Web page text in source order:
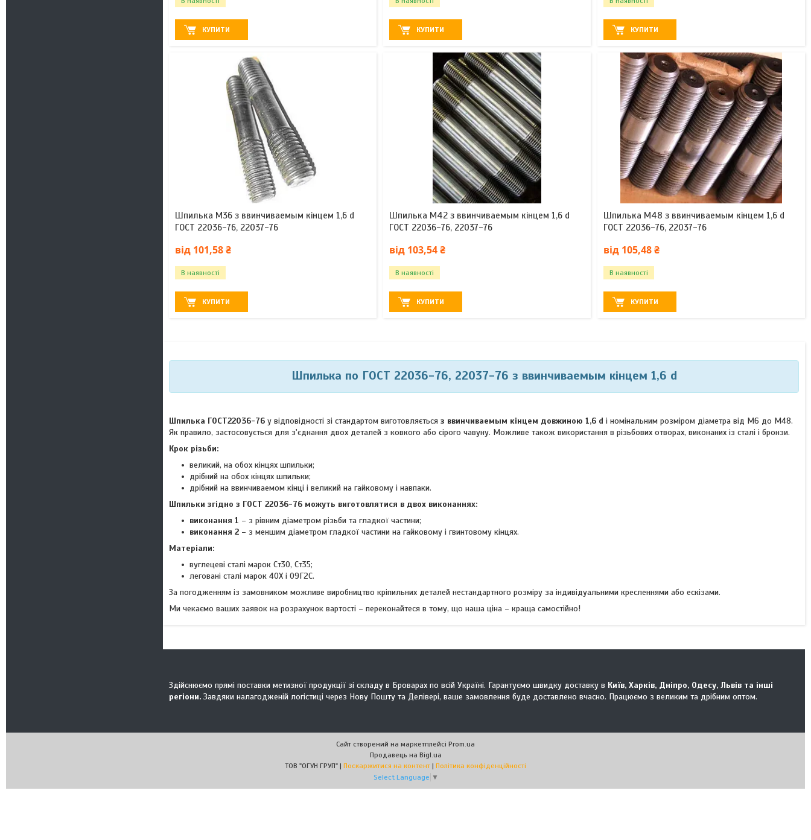
КУПИТИ КУПИТИ КУПИТИ
Шпилька М36 з ввинчиваемым кінцем 1,6 d
ГОСТ 22036-76, 22037-76
від 101,58 ₴
В наявності
КУПИТИ
Шпилька М42 з ввинчиваемым кінцем 1,6 d
ГОСТ 22036-76, 22037-76
від 103,54 ₴
В наявності
КУПИТИ
Шпилька М48 з ввинчиваемым кінцем 1,6 d
ГОСТ 22036-76, 22037-76
від 105,48 ₴
В наявності
КУПИТИ
Шпилька по ГОСТ 22036-76, 22037-76 з ввинчиваемым кінцем 1,6 d
Шпилька ГОСТ22036-76 у відповідності зі стандартом виготовляється з ввинчиваемым кінцем довжиною 1,6 d і номінальним розміром діаметра від М6 до М48.
Як правило, застосовується для з'єднання двох деталей з ковкого або сірого чавуну. Можливе також використання в різьбових отворах, виконаних із сталі і бронзи.
Крок різьби:
великий, на обох кінцях шпильки;
дрібний на обох кінцях шпильки;
дрібний на ввинчиваемом кінці і великий на гайковому і навпаки.
Шпильки згідно з ГОСТ 22036-76 можуть виготовлятися в двох виконаннях:
виконання 1 – з рівним діаметром різьби та гладкої частини;
виконання 2 – з меншим діаметром гладкої частини на гайковому і гвинтовому кінцях.
Матеріали:
вуглецеві сталі марок Ст30, Ст35;
леговані сталі марок 40Х і 09Г2С.
За погодженням із замовником можливе виробництво кріпильних деталей нестандартного розміру за індивідуальними кресленнями або ескізами.
Ми чекаємо ваших заявок на розрахунок вартості – переконайтеся в тому, що наша ціна – краща самостійно!
Здійснюємо прямі поставки метизної продукції зі складу в Броварах по всій Україні. Гарантуємо швидку доставку в Київ, Харків, Дніпро, Одесу, Львів та інші
регіони. Завдяки налагодженій логістиці через Нову Пошту та Делівері, ваше замовлення буде доставлено вчасно. Працюємо з великим та дрібним оптом.
Сайт створений на маркетплейсі Prom.ua
Продавець на Bigl.ua
ТОВ "ОГУН ГРУП" | Поскаржитися на контент | Політика конфіденційності
Select Language ▼